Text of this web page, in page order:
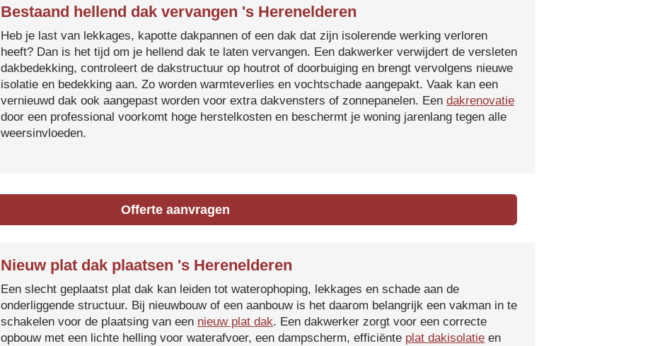
Bestaand hellend dak vervangen 's Herenelderen
Heb je last van lekkages, kapotte dakpannen of een dak dat zijn isolerende werking verloren
heeft? Dan is het tijd om je hellend dak te laten vervangen. Een dakwerker verwijdert de versleten
dakbedekking, controleert de dakstructuur op houtrot of doorbuiging en brengt vervolgens nieuwe
isolatie en bedekking aan. Zo worden warmteverlies en vochtschade aangepakt. Vaak kan een
vernieuwd dak ook aangepast worden voor extra dakvensters of zonnepanelen. Een dakrenovatie
door een professional voorkomt hoge herstelkosten en beschermt je woning jarenlang tegen alle
weersinvloeden.
Offerte aanvragen
Nieuw plat dak plaatsen 's Herenelderen
Een slecht geplaatst plat dak kan leiden tot waterophoping, lekkages en schade aan de
onderliggende structuur. Bij nieuwbouw of een aanbouw is het daarom belangrijk een vakman in te
schakelen voor de plaatsing van een nieuw plat dak. Een dakwerker zorgt voor een correcte
opbouw met een lichte helling voor waterafvoer, een dampscherm, efficiënte plat dakisolatie en